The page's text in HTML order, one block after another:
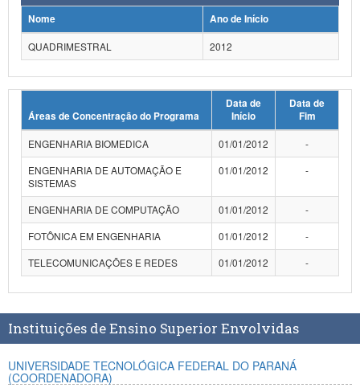
Planalto
Nome
Ano de Início
QUADRIMESTRAL
2012
Áreas de Concentração do Programa
Data de
Início
Data de
Fim
ENGENHARIA BIOMEDICA
01/01/2012
-
ENGENHARIA DE AUTOMAÇÃO E
SISTEMAS
01/01/2012 -
ENGENHARIA DE COMPUTAÇÃO 01/01/2012
-
FOTÔNICA EM ENGENHARIA
01/01/2012
-
TELECOMUNICAÇÕES E REDES
01/01/2012 -
Instituições de Ensino Superior Envolvidas
UNIVERSIDADE TECNOLÓGICA FEDERAL DO PARANÁ
(COORDENADORA)